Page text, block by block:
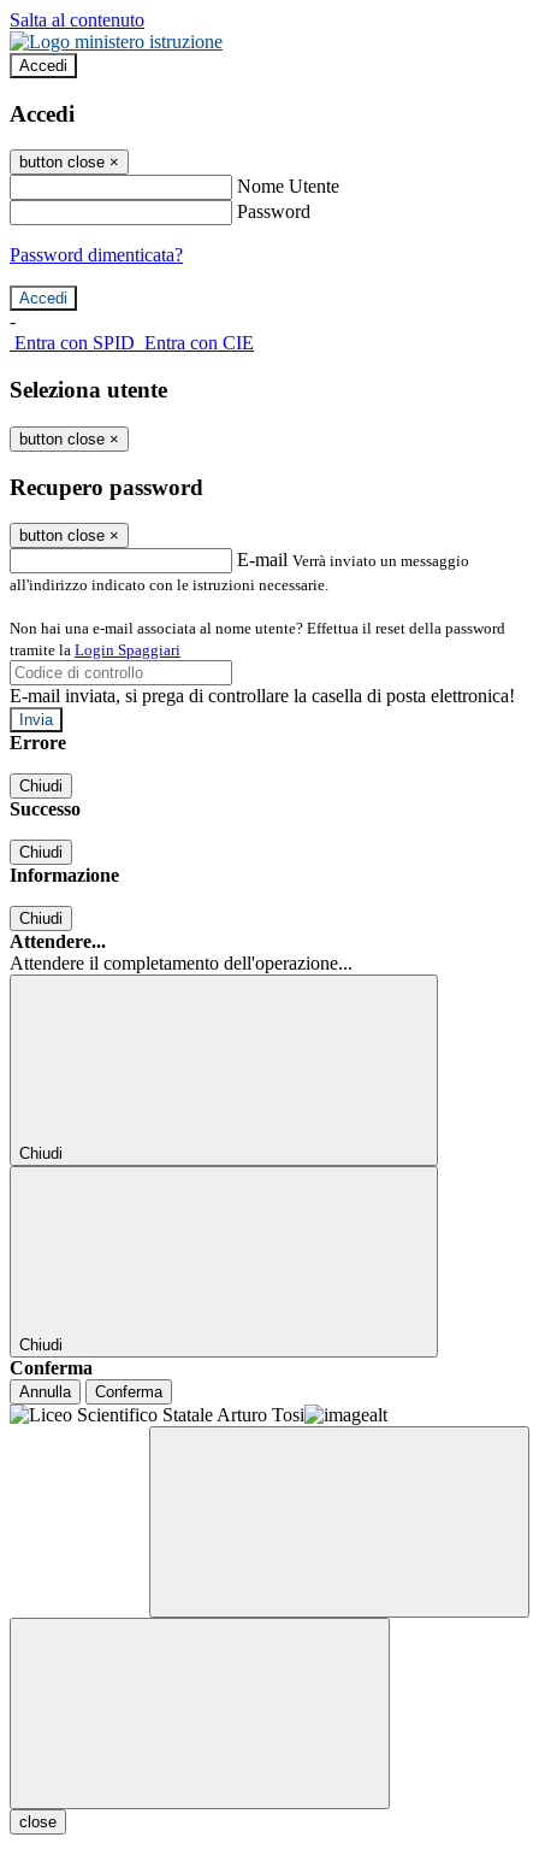
Salta al contenuto
Accedi
Accedi
button close ×
Nome Utente
Password
Password dimenticata?
-
Entra con SPID Entra con CIE
Seleziona utente
button close ×
Recupero password
button close ×
E-mail Verrà inviato un messaggio
all'indirizzo indicato con le istruzioni necessarie.
Non hai una e-mail associata al nome utente? Effettua il reset della password
tramite la Login Spaggiari
E-mail inviata, si prega di controllare la casella di posta elettronica!
Errore
Chiudi
Successo
Chiudi
Informazione
Chiudi
Attendere...
Attendere il completamento dell'operazione...
Chiudi
Chiudi
Conferma
Annulla Conferma
close